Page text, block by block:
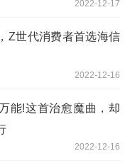
2022-12-17
Z世代消费者首选海信
2022-12-16
能!这首治愈魔曲，却
2022-12-16